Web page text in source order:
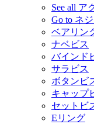
See all ア
Go to ネ
ベアリン
ナベビス
バインド
サラビス
ボタンビ
キャップ
セットビ
Eリング